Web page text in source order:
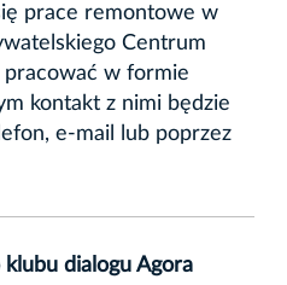
prace remontowe w
Centrum
pracować w formie
kontakt z nimi będzie
e-mail lub poprzez
klubu dialogu Agora